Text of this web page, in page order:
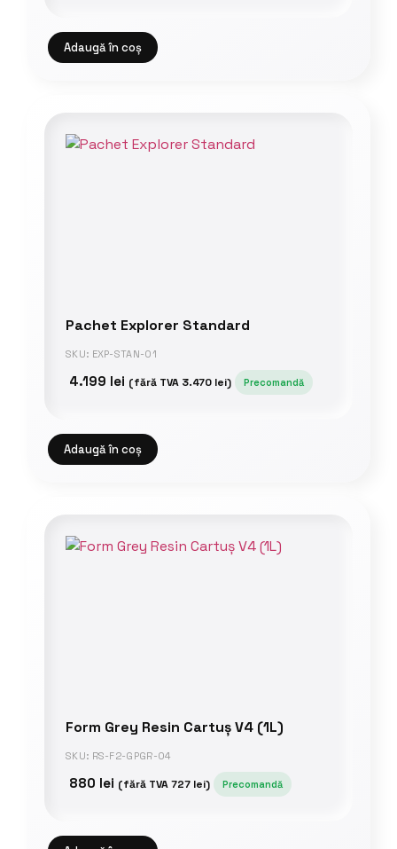
Adaugă în coș
Pachet Explorer Standard
SKU: EXP-STAN-01
4.199 lei (fără TVA 3.470 lei) Precomandă
Adaugă în coș
Form Grey Resin Cartuș V4 (1L)
SKU: RS-F2-GPGR-04
880 lei (fără TVA727 lei) Precomandă